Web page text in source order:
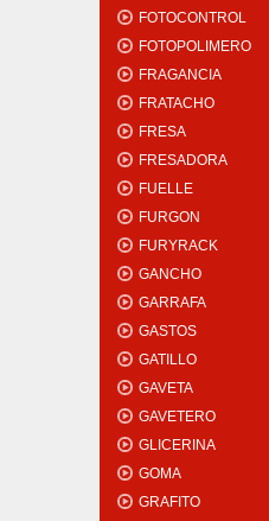
FOTOCONTROL
FOTOPOLIMERO
FRAGANCIA
FRATACHO
FRESA
FRESADORA
FUELLE
FURGON
FURYRACK
GANCHO
GARRAFA
GASTOS
GATILLO
GAVETA
GAVETERO
GLICERINA
GOMA
GRAFITO